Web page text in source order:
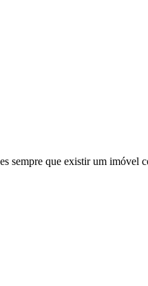
sempre que existir um imóvel